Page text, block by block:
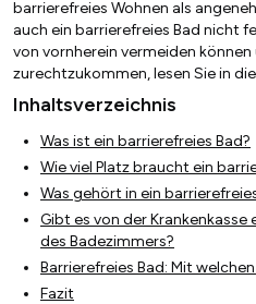
barrierefreies Wohnen als
auch ein barrierefreies Bad nicht
von vornherein vermeiden
zurechtzukommen, lesen Sie in
Inhaltsverzeichnis
Was ist ein barrierefreies Bad?
Wie viel Platz braucht ein
Was gehört in ein
Gibt es von der Krankenkasse
des Badezimmers?
Barrierefreies Bad: Mit
Fazit